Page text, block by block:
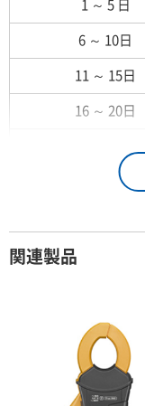
1 ～ 5 日
6 ～ 10日
11 ～ 15日
16 ～ 20日
26日 ～ 1ヶ月
2ヶ月
3ヶ月
関連製品